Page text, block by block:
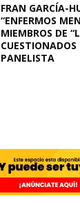
FRAN GARCÍA-
“ENFERMOS
MIEMBROS DE
CUESTIONADOS
PANELISTA